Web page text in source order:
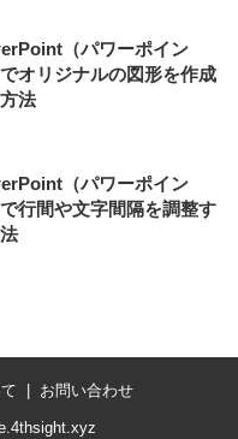
（パワーポイン
でオリジナルの図形を作成
法
（パワーポイン
で行間や文字間隔を調整す
お問い合わせ